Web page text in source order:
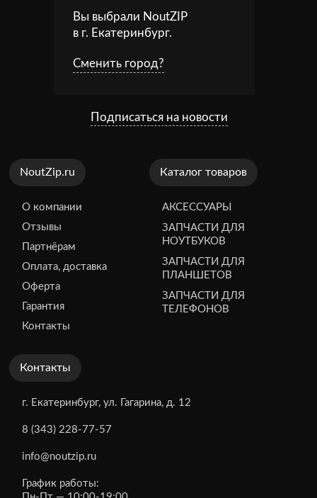
Вы выбрали NoutZIP
в г. Екатеринбург.
Сменить город?
Подписаться на новости
NoutZip.ru
О компании
Отзывы
Партнёрам
Оплата, доставка
Оферта
Гарантия
Контакты
Каталог товаров
АКСЕССУАРЫ
ЗАПЧАСТИ ДЛЯ
НОУТБУКОВ
ЗАПЧАСТИ ДЛЯ
ПЛАНШЕТОВ
ЗАПЧАСТИ ДЛЯ
ТЕЛЕФОНОВ
Контакты
г. Екатеринбург, ул. Гагарина, д. 12
8 (343) 228-77-57
info@noutzip.ru
График работы: